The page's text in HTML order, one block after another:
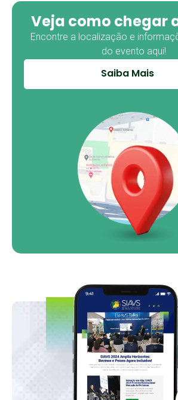
Veja como chegar
Encontre a localização e
do evento aqui!
Saiba Mais